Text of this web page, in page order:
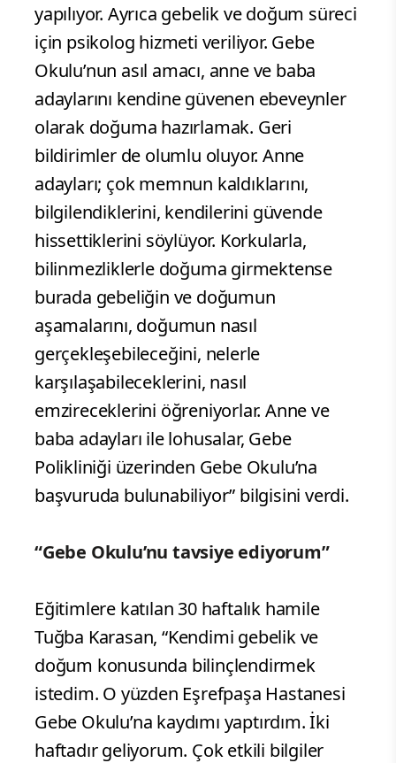
yapılıyor. Ayrıca gebelik ve doğum süreci
için psikolog hizmeti veriliyor. Gebe
Okulu’nun asıl amacı, anne ve baba
adaylarını kendine güvenen ebeveynler
olarak doğuma hazırlamak. Geri
bildirimler de olumlu oluyor. Anne
adayları; çok memnun kaldıklarını,
bilgilendiklerini, kendilerini güvende
hissettiklerini söylüyor. Korkularla,
bilinmezliklerle doğuma girmektense
burada gebeliğin ve doğumun
aşamalarını, doğumun nasıl
gerçekleşebileceğini, nelerle
karşılaşabileceklerini, nasıl
emzireceklerini öğreniyorlar. Anne ve
baba adayları ile lohusalar, Gebe
Polikliniği üzerinden Gebe Okulu’na
başvuruda bulunabiliyor” bilgisini verdi.
“Gebe Okulu’nu tavsiye ediyorum”
Eğitimlere katılan 30 haftalık hamile
Tuğba Karasan, “Kendimi gebelik ve
doğum konusunda bilinçlendirmek
istedim. O yüzden Eşrefpaşa Hastanesi
Gebe Okulu’na kaydımı yaptırdım. İki
haftadır geliyorum. Çok etkili bilgiler